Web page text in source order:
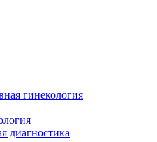
гинекология
диагностика